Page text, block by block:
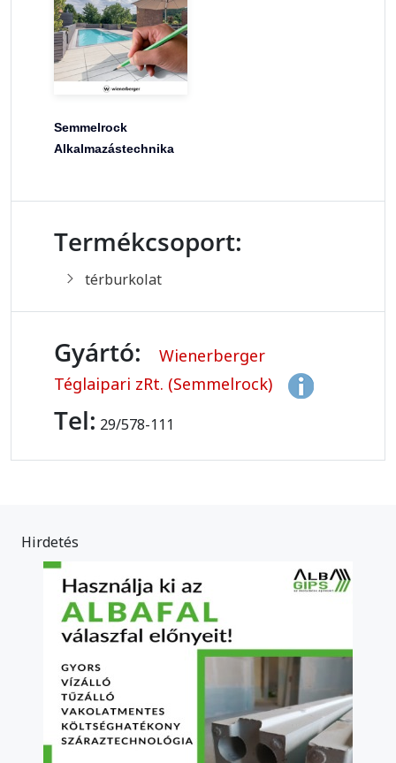
Semmelrock
Alkalmazástechnika
Termékcsoport:
térburkolat
Gyártó:
Wienerberger
Téglaipari zRt. (Semmelrock)
Tel: 29/578-111
Hirdetés